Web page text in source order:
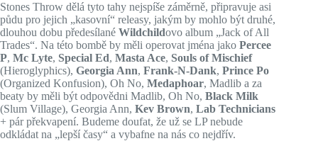
Stones Throw dělá tyto tahy nejspíše záměrně, připravuje asi
půdu pro jejich „kasovní“ releasy, jakým by mohlo být druhé,
dlouhou dobu předesílané Wildchildovo album „Jack of All
Trades“. Na této bombě by měli operovat jména jako Percee
P, Mc Lyte, Special Ed, Masta Ace, Souls of Mischief
(Hieroglyphics), Georgia Ann, Frank-N-Dank, Prince Po
(Organized Konfusion), Oh No, Medaphoar, Madlib a za
beaty by měli být odpovědni Madlib, Oh No, Black Milk
(Slum Village), Georgia Ann, Kev Brown, Lab Technicians
+ pár překvapení. Budeme doufat, že už se LP nebude
odkládat na „lepší časy“ a vybafne na nás co nejdřív.